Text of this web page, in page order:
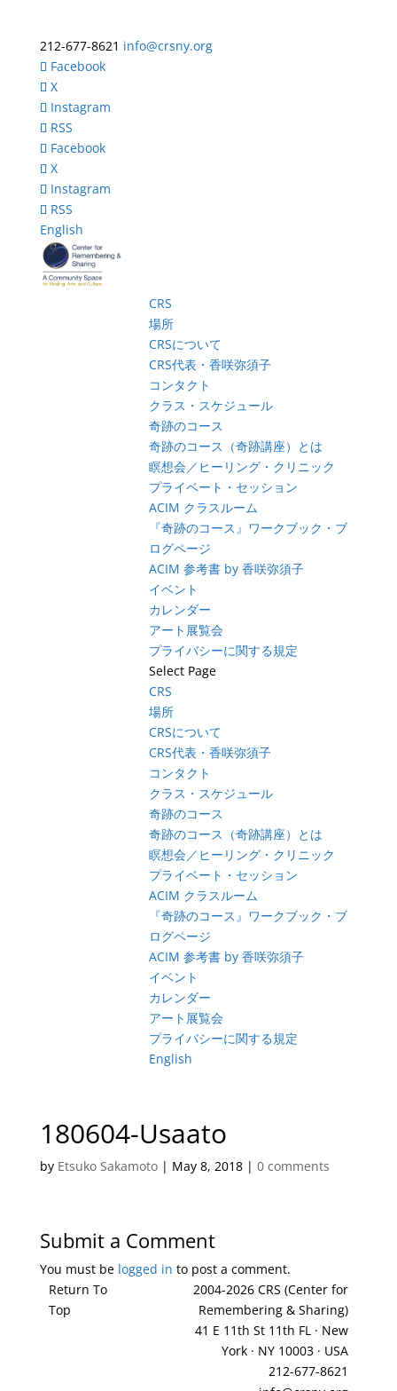
212-677-8621 info@crsny.org
Facebook
X
Instagram
RSS
Facebook
X
Instagram
RSS
English
CRS
場所
CRSについて
CRS代表・香咲弥須子
コンタクト
クラス・スケジュール
奇跡のコース
奇跡のコース（奇跡講座）とは
瞑想会／ヒーリング・クリニック
プライベート・セッション
ACIM クラスルーム
『奇跡のコース』ワークブック・ブ
ログページ
ACIM 参考書 by 香咲弥須子
イベント
カレンダー
アート展覧会
プライバシーに関する規定
Select Page
CRS
場所
CRSについて
CRS代表・香咲弥須子
コンタクト
クラス・スケジュール
奇跡のコース
奇跡のコース（奇跡講座）とは
瞑想会／ヒーリング・クリニック
プライベート・セッション
ACIM クラスルーム
『奇跡のコース』ワークブック・ブ
ログページ
ACIM 参考書 by 香咲弥須子
イベント
カレンダー
アート展覧会
プライバシーに関する規定
English
180604-Usaato
by Etsuko Sakamoto| May 8, 2018| 0 comments
Submit a Comment
You must be logged in to post a comment.
Return To
Top
2004-2026 CRS (Center for
Remembering & Sharing)
41 E 11th St 11th FL · New
York · NY 10003 · USA
212-677-8621